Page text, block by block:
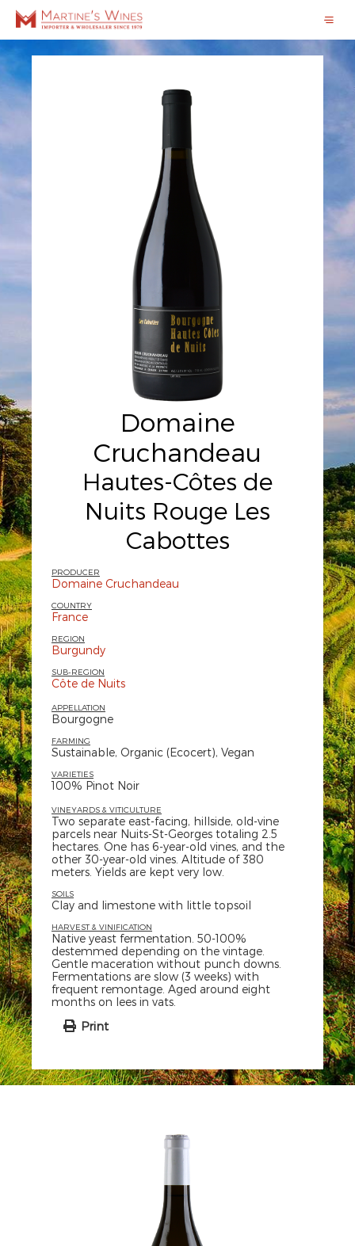
Domaine
Cruchandeau
Hautes-Côtes de
Nuits Rouge Les
Cabottes
PRODUCER
Domaine Cruchandeau
COUNTRY
France
REGION
Burgundy
SUB-REGION
Côte de Nuits
APPELLATION
Bourgogne
FARMING
Sustainable, Organic (Ecocert), Vegan
VARIETIES
100% Pinot Noir
VINEYARDS & VITICULTURE
Two separate east-facing, hillside, old-vine
parcels near Nuits-St-Georges totaling 2.5
hectares. One has 6-year-old vines, and the
other 30-year-old vines. Altitude of 380
meters. Yields are kept very low.
SOILS
Clay and limestone with little topsoil
HARVEST & VINIFICATION
Native yeast fermentation. 50-100%
destemmed depending on the vintage.
Gentle maceration without punch downs.
Fermentations are slow (3 weeks) with
frequent remontage. Aged around eight
months on lees in vats.
Print